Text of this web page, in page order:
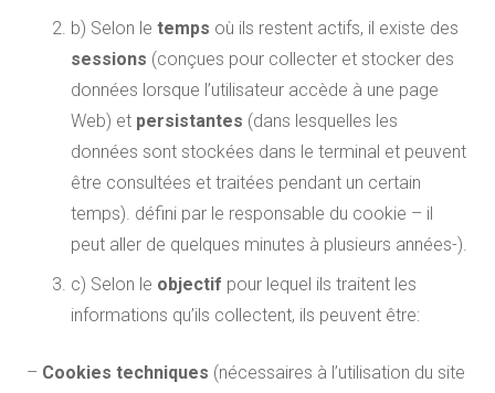
b) Selon le temps où ils restent actifs, il existe des
sessions (conçues pour collecter et stocker des
données lorsque l’utilisateur accède à une page
Web) et persistantes (dans lesquelles les
données sont stockées dans le terminal et peuvent
être consultées et traitées pendant un certain
temps). défini par le responsable du cookie – il
peut aller de quelques minutes à plusieurs années-).
c) Selon le objectif pour lequel ils traitent les
informations qu’ils collectent, ils peuvent être:
– Cookies techniques (nécessaires à l’utilisation du site